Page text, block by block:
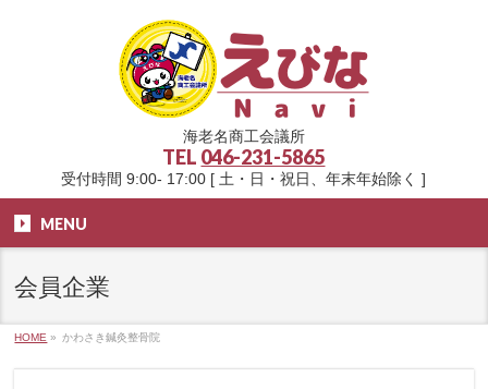
海老名商工会議所
TEL 046-231-5865
受付時間 9:00- 17:00 [ 土・日・祝日、年末年始除く ]
MENU
会員企業
HOME » かわさき鍼灸整骨院